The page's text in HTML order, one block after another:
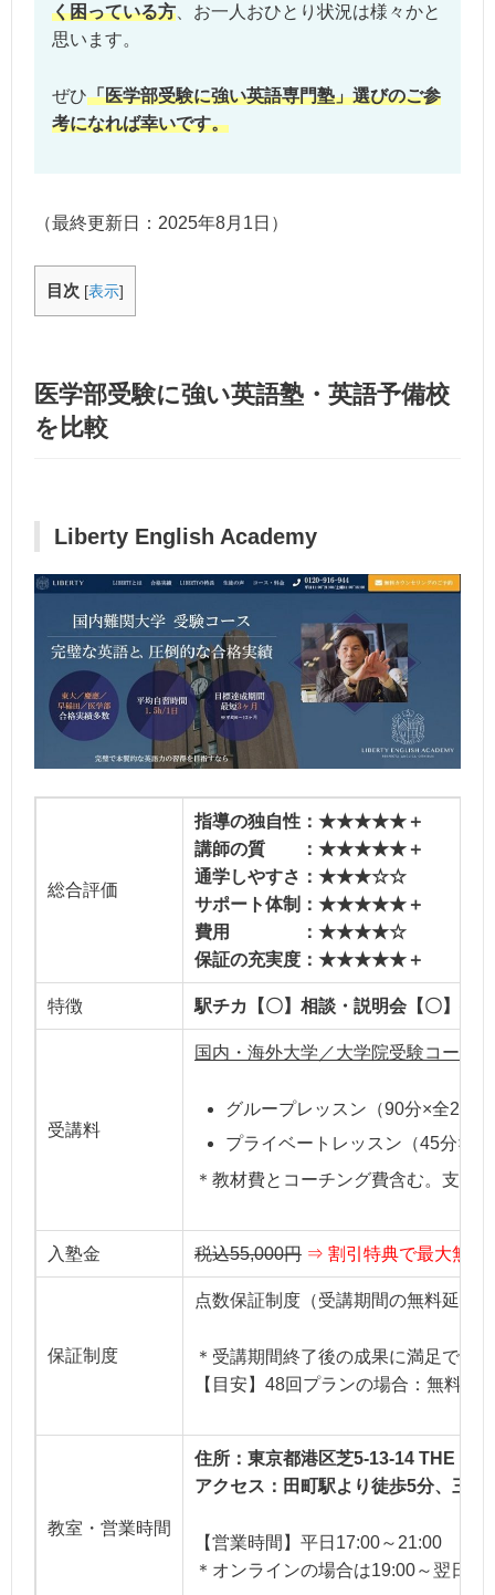
く困っている方 、お一人おひとり状況は様々かと
思います。
ぜひ「医学部受験に強い英語専門塾」選びのご参
考になれば幸いです。
（最終更新日： 2025年8月1日 ）
目次 [表示]
医学部受験に強い英語塾・英語予備校
を比較
Liberty English Academy
総合評価
指導の独自性：★★★★★＋
講師の質 ：★★★★★＋
通学しやすさ：★★★☆☆
サポート体制：★★★★★＋
費用 ：★★★★☆
保証の充実度：★★★★★＋
特徴 駅チカ【〇】相談・説明会【〇】授
受講料
国内・海外大学／大学院受験コース
グループレッスン（90分×全24回
プライベートレッスン（45分×全
＊教材費とコーチング費含む。支払
入塾金 税込55,000円 ⇒ 割引特典で最大無料
保証制度
点数保証制度（受講期間の無料延長）
＊受講期間終了後の成果に満足でき
【目安】48回プランの場合：無料6
教室・営業時間
住所：東京都港区芝5-13-14 THE
アクセス：田町駅より徒歩5分、三
【営業時間】平日17:00～21:00 土
＊オンラインの場合は19:00～翌日